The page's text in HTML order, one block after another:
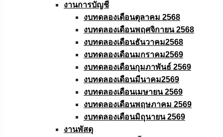
งานการบัญชี
งบทดลองเดือนตุลาคม 2568
งบทดลองเดือนพฤศจิกายน 2568
งบทดลองเดือนธันวาคม2568
งบทดลองเดือนมกราคม2569
งบทดลองเดือนกุมภาพันธ์ 2569
งบทดลองเดือนมีนาคม2569
งบทดลองเดือนเมษายน 2569
งบทดลองเดือนพฤษภาคม 2569
งบทดลองเดือนมิถุนายน 2569
งานพัสดุ